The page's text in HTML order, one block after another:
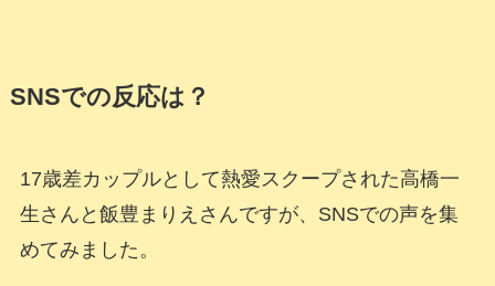
SNSでの反応は？
17歳差カップルとして熱愛スクープされた高橋一
生さんと飯豊まりえさんですが、SNSでの声を集
めてみました。